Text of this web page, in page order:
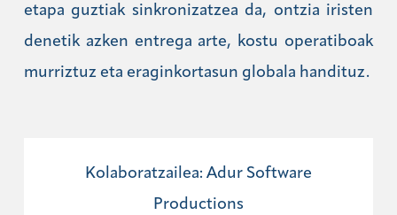
etapa guztiak sinkronizatzea da, ontzia iristen
denetik azken entrega arte, kostu operatiboak
murriztuz eta eraginkortasun globala handituz.
Kolaboratzailea: Adur Software
Productions